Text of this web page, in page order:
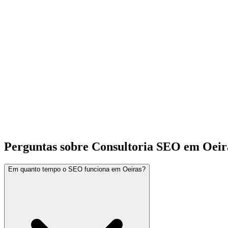
Perguntas sobre Consultoria SEO em
Em quanto tempo o SEO funciona em Oeiras?